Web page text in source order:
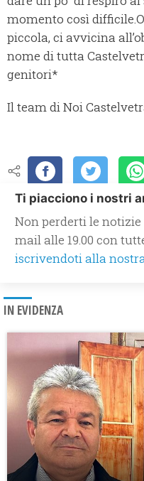
momento così
piccola, ci avvicina
nome di tutta
genitori*
Il team di Noi
Ti piacciono i nostri
Non perderti le
mail alle 19.00 con
iscrivendoti alla
IN EVIDENZA